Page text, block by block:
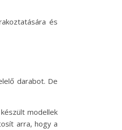
és
darabot. De
modellek
arra, hogy a